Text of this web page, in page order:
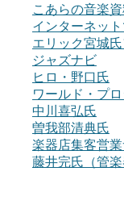
こあらの音楽
インターネッ
エリック宮城
ジャズナビ
ヒロ・野口氏
ワールド・プ
中川喜弘氏
曽我部清典氏
楽器店集客営業
藤井完氏（管楽